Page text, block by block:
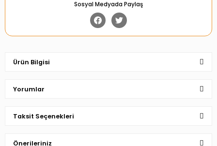
Sosyal Medyada Paylaş
Ürün Bilgisi
Yorumlar
Taksit Seçenekleri
Önerileriniz